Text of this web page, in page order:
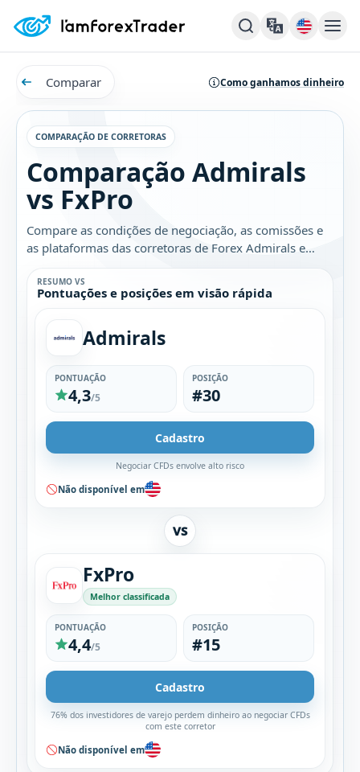
Comparar Como ganhamos dinheiro
COMPARAÇÃO DE CORRETORAS
Comparação Admirals
vs FxPro
Compare as condições de negociação, as comissões e
as plataformas das corretoras de Forex Admirals e
FxPro. Descubra qual é a melhor opção para você.
RESUMO VS
Pontuações e posições em visão rápida
Admirals
PONTUAÇÃO
4,3/5
POSIÇÃO
#30
Cadastro
Negociar CFDs envolve alto risco
Não disponível em
VS
FxPro
Melhor classificada
PONTUAÇÃO
4,4/5
POSIÇÃO
#15
Cadastro
76% dos investidores de varejo perdem dinheiro ao negociar CFDs
com este corretor
Não disponível em